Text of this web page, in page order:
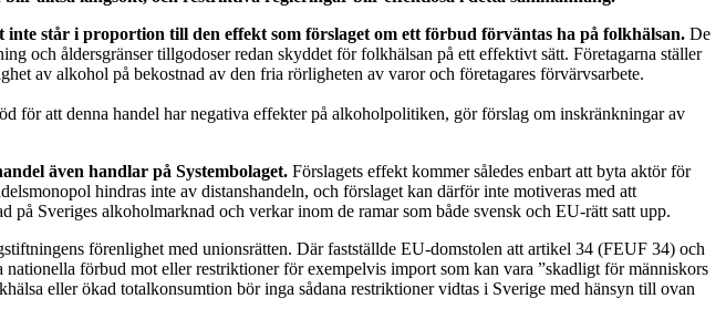
står i proportion till den effekt som förslaget om ett förbud förväntas ha på folkhälsan. De
och åldersgränser tillgodoser redan skyddet för folkhälsan på ett effektivt sätt. Företagarna ställer
av alkohol på bekostnad av den fria rörligheten av varor och företagares förvärvsarbete.
för att denna handel har negativa effekter på alkoholpolitiken, gör förslag om inskränkningar av
även handlar på Systembolaget. Förslagets effekt kommer således enbart att byta aktör för
hindras inte av distanshandeln, och förslaget kan därför inte motiveras med att
Sveriges alkoholmarknad och verkar inom de ramar som både svensk och EU-rätt satt upp.
förenlighet med unionsrätten. Där fastställde EU-domstolen att artikel 34 (FEUF 34) och
förbud mot eller restriktioner för exempelvis import som kan vara ”skadligt för människors
eller ökad totalkonsumtion bör inga sådana restriktioner vidtas i Sverige med hänsyn till ovan